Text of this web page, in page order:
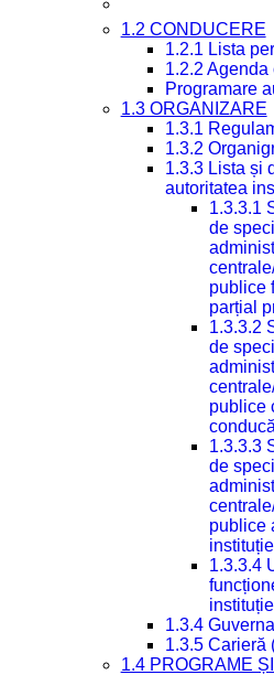
1.2 CONDUCERE
1.2.1 Lista
1.2.2
Programare
1.3 ORGANIZARE
1.3.1
1.3.2
1.3.3 Lista și
autoritatea
1.3.3.1
de
publice
parțial
1.3.3.2
de
publice
1.3.3.3
de
publice
1.3.3.4
1.3.4
1.3.5 Carieră
1.4 PROGRAME ȘI